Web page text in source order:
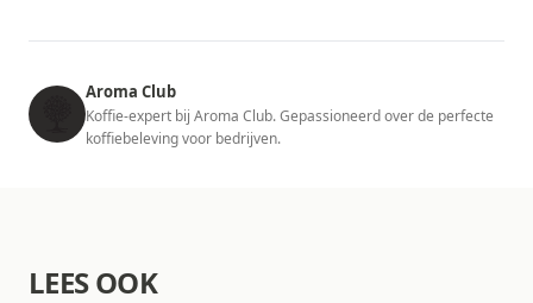
Aroma Club
Koffie-expert bij Aroma Club. Gepassioneerd over de perfecte
koffiebeleving voor bedrijven.
LEES OOK